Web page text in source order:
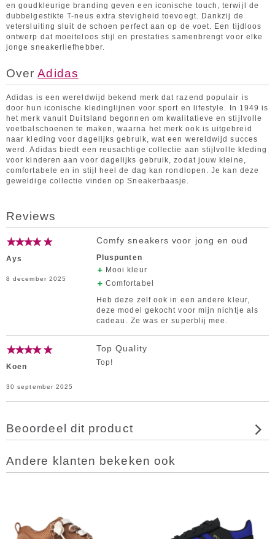
en goudkleurige branding geven een iconische touch, terwijl de
dubbelgestikte T-neus extra stevigheid toevoegt. Dankzij de
vetersluiting sluit de schoen perfect aan op de voet. Een tijdloos
ontwerp dat moeiteloos stijl en prestaties samenbrengt voor elke
jonge sneakerliefhebber.
OverAdidas
Adidas is een wereldwijd bekend merk dat razend populair is
door hun iconische kledinglijnen voor sport en lifestyle. In 1949 is
het merk vanuit Duitsland begonnen om kwalitatieve en stijlvolle
voetbalschoenen te maken, waarna het merk ook is uitgebreid
naar kleding voor dagelijks gebruik, wat een wereldwijd succes
werd. Adidas biedt een reusachtige collectie aan stijlvolle kleding
voor kinderen aan voor dagelijks gebruik, zodat jouw kleine,
comfortabele en in stijl heel de dag kan rondlopen. Je kan deze
geweldige collectie vinden op Sneakerbaasje.
Reviews
Ays
8 december 2025
Comfy sneakers voor jong en oud
Pluspunten
Mooi kleur
Comfortabel
Heb deze zelf ook in een andere kleur,
deze model gekocht voor mijn nichtje als
cadeau. Ze was er superblij mee.
Koen
30 september 2025
Top Quality
Top!
Beoordeel dit product
Andere klanten bekeken ook